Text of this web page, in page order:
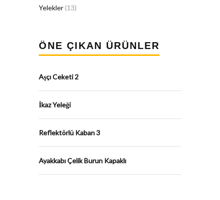
Yelekler (13)
ÖNE ÇIKAN ÜRÜNLER
Aşçı Ceketi 2
İkaz Yeleği
Reflektörlü Kaban 3
Ayakkabı Çelik Burun Kapaklı